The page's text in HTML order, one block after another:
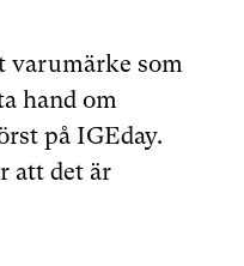
varumärke som
hand om
på IGEday.
att det är